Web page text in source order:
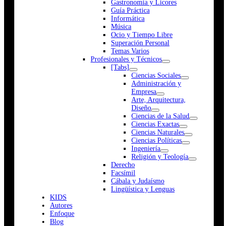
Gastronomía y Licores
Guía Práctica
Informática
Música
Ocio y Tiempo Libre
Superación Personal
Temas Varios
Profesionales y Técnicos
[Tabs]
Ciencias Sociales
Administración y
Empresa
Arte, Arquitectura,
Diseño
Ciencias de la Salud
Ciencias Exactas
Ciencias Naturales
Ciencias Políticas
Ingeniería
Religión y Teología
Derecho
Facsímil
Cábala y Judaísmo
Lingüística y Lenguas
KIDS
Autores
Enfoque
Blog